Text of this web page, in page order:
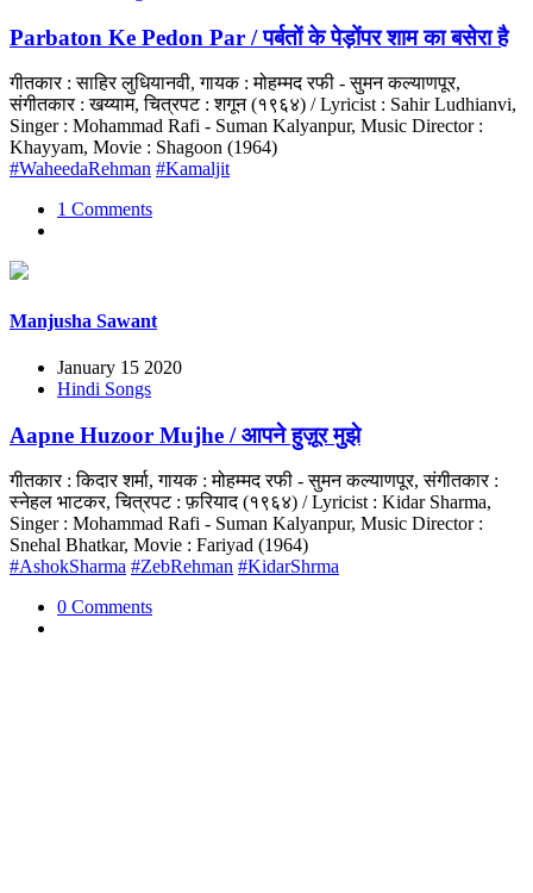
Parbaton Ke Pedon Par / पर्बतों के पेड़ोंपर शाम का बसेरा है
गीतकार : साहिर लुधियानवी, गायक : मोहम्मद रफी - सुमन कल्याणपूर,
संगीतकार : खय्याम, चित्रपट : शगून (१९६४) / Lyricist : Sahir Ludhianvi,
Singer : Mohammad Rafi - Suman Kalyanpur, Music Director :
Khayyam, Movie : Shagoon (1964)
#WaheedaRehman #Kamaljit
1 Comments
Manjusha Sawant
January 15 2020
Hindi Songs
Aapne Huzoor Mujhe / आपने हुज़ूर मुझे
गीतकार : किदार शर्मा, गायक : मोहम्मद रफी - सुमन कल्याणपूर, संगीतकार :
स्नेहल भाटकर, चित्रपट : फ़रियाद (१९६४) / Lyricist : Kidar Sharma,
Singer : Mohammad Rafi - Suman Kalyanpur, Music Director :
Snehal Bhatkar, Movie : Fariyad (1964)
#AshokSharma #ZebRehman #KidarShrma
0 Comments